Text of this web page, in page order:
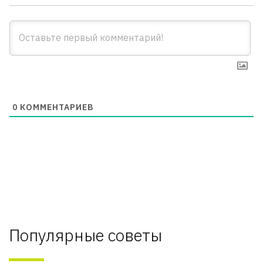
0 КОММЕНТАРИЕВ
Популярные советы